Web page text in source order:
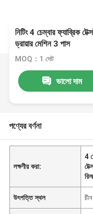
নিটিং 4 চেম্বার ফ্যাব্রিক
ড্রায়ার মেশিন 3 পাস
MOQ：1 সেট
ভালো দাম
পণ্যের বর্ণনা
লক্ষণীয় করা:
4
উৎপত্তি স্থল চীন